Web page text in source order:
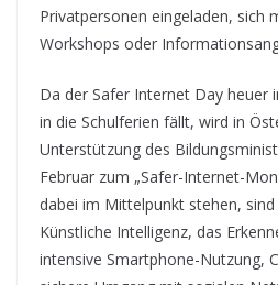
Privatpersonen eingeladen, sich
Workshops oder
Da der Safer Internet Day heuer
in die Schulferien fällt, wird in
Unterstützung des
Februar zum „Safer-Internet-
dabei im Mittelpunkt stehen,
Künstliche Intelligenz, das
intensive Smartphone-Nutzung,